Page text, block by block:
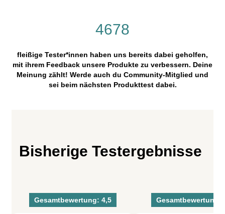
4678
fleißige Tester*innen haben uns bereits dabei geholfen,
mit ihrem Feedback unsere Produkte zu verbessern. Deine
Meinung zählt! Werde auch du Community-Mitglied und
sei beim nächsten Produkttest dabei.
Bisherige Testergebnisse
Gesamtbewertung: 4,5 Gesamtbewertung: